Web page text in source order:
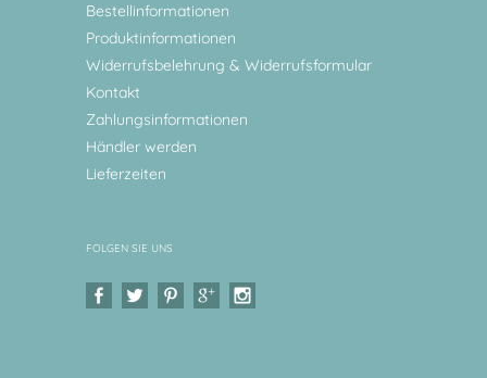
Bestellinformationen
Produktinformationen
Widerrufsbelehrung & Widerrufsformular
Kontakt
Zahlungsinformationen
Händler werden
Lieferzeiten
FOLGEN SIE UNS